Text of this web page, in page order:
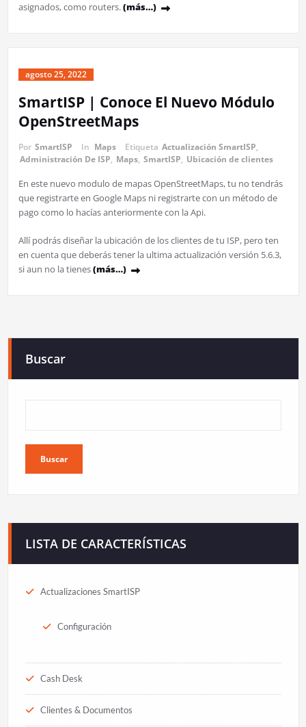
asignados, como routers.(más…)
agosto 25, 2022
SmartISP | Conoce El Nuevo Módulo
OpenStreetMaps
Por SmartISP In Maps Etiqueta Actualización SmartISP,
Administración De ISP, Maps, SmartISP, Ubicación de clientes
En este nuevo modulo de mapas OpenStreetMaps, tu no tendrás
que registrarte en Google Maps ni registrarte con un método de
pago como lo hacías anteriormente con la Api.
Allí podrás diseñar la ubicación de los clientes de tu ISP, pero ten
en cuenta que deberás tener la ultima actualización versión 5.6.3,
si aun no la tienes(más…)
Buscar
Buscar
LISTA DE CARACTERÍSTICAS
Actualizaciones SmartISP
Configuración
Cash Desk
Clientes & Documentos